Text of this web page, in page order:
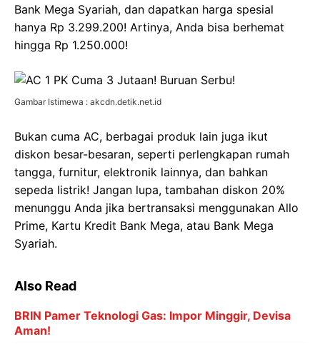
Bank Mega Syariah, dan dapatkan harga spesial
hanya Rp 3.299.200! Artinya, Anda bisa berhemat
hingga Rp 1.250.000!
Gambar Istimewa : akcdn.detik.net.id
Bukan cuma AC, berbagai produk lain juga ikut
diskon besar-besaran, seperti perlengkapan rumah
tangga, furnitur, elektronik lainnya, dan bahkan
sepeda listrik! Jangan lupa, tambahan diskon 20%
menunggu Anda jika bertransaksi menggunakan Allo
Prime, Kartu Kredit Bank Mega, atau Bank Mega
Syariah.
Also Read
BRIN Pamer Teknologi Gas: Impor Minggir, Devisa
Aman!